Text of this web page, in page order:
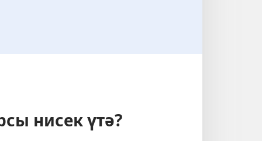
нисек үтә?